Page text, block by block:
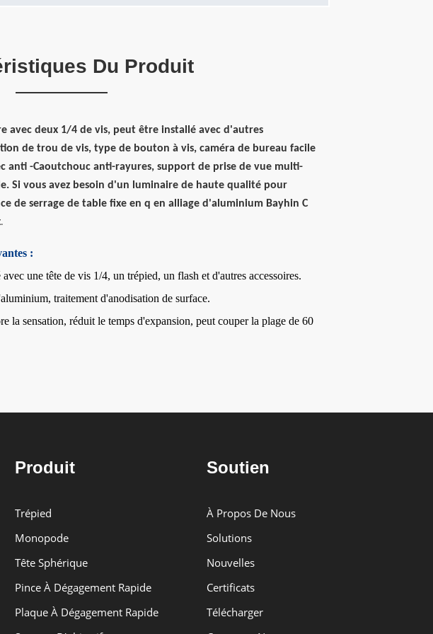
Du Produit
avec deux 1/4 de vis, peut être installé avec d'autres
de trou de vis, type de bouton à vis, caméra de bureau facile
anti -Caoutchouc anti-rayures, support de prise de vue multi-
Si vous avez besoin d'un luminaire de haute qualité pour
de serrage de table fixe en q en alliage d'aluminium Bayhin C
.
:
une tête de vis 1/4, un trépied, un flash et d'autres accessoires.
traitement d'anodisation de surface.
la sensation, réduit le temps d'expansion, peut couper la plage de 60
Produit
Trépied
Monopode
Tête Sphérique
Pince À Dégagement Rapide
Plaque À Dégagement Rapide
Soutien
À Propos De Nous
Solutions
Nouvelles
Certificats
Télécharger